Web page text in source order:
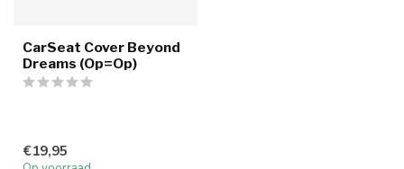
CarSeat Cover Beyond
Dreams (Op=Op)
€19,95